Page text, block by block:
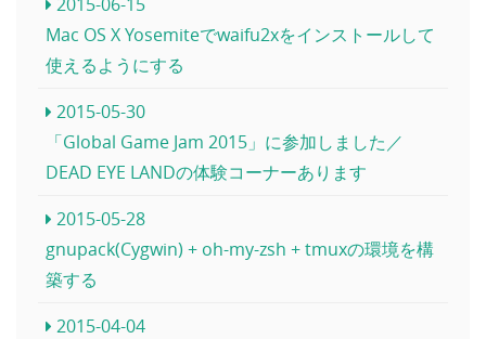
Mac OS X Yosemiteでwaifu2xをインストールして
使えるようにする
2015-05-30
「Global Game Jam 2015」に参加しました／
DEAD EYE LANDの体験コーナーあります
2015-05-28
gnupack(Cygwin) + oh-my-zsh + tmuxの環境を構
築する
2015-04-04